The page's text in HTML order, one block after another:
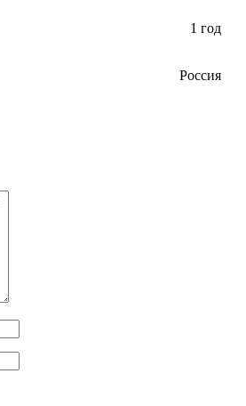
1 год
Россия